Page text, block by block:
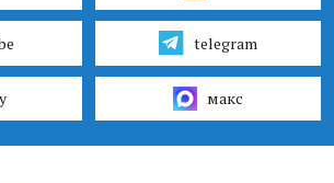
telegram
макс